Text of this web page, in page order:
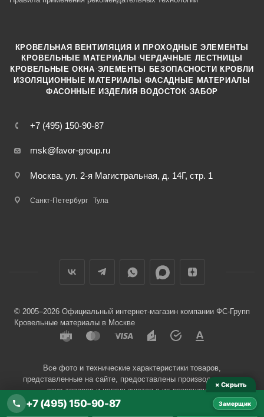
+7 (495) 150-90-87
msk@favor-group.ru
Москва, ул. 2-я Магистральная, д. 14Г, стр. 1
Санкт-Петербург Тула
КРОВЕЛЬНАЯ ВЕНТИЛЯЦИЯ И ПРОХОДНЫЕ ЭЛЕМЕНТЫ
КРОВЕЛЬНЫЕ МАТЕРИАЛЫ ·ЧЕРДАЧНЫЕ ЛЕСТНИЦЫ
КРОВЕЛЬНЫЕ ОКНА ·ЭЛЕМЕНТЫ БЕЗОПАСНОСТИ КРОВЛИ
ИЗОЛЯЦИОННЫЕ МАТЕРИАЛЫ ·ФАСАДНЫЕ МАТЕРИАЛЫ
ФАСОННЫЕ ИЗДЕЛИЯ ·ВОДОСТОК ·ЗАБОР
© 2005–2026 Официальный интернет-магазин компании ФС-Групп
Кровельные материалы в Москве
Все фото и технические характеристики товаров,
представленные на сайте, предоставлены производителями
этих товаров и используются с их разрешения.
× Скрыть
+7 (495) 150-90-87 Замерщик